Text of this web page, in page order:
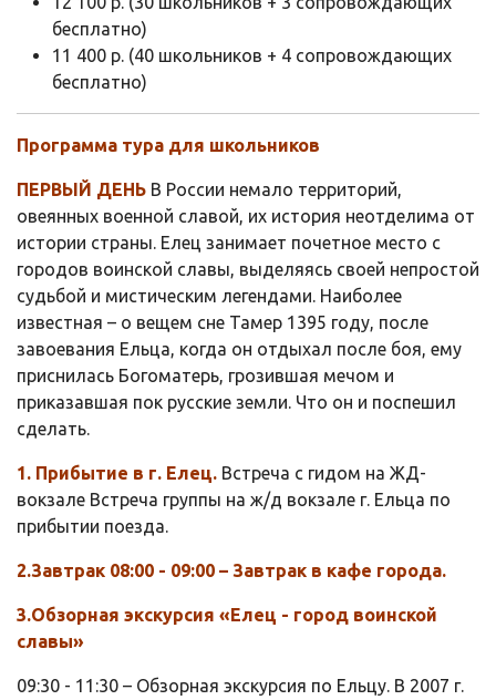
бесплатно)
11 400 р. (40 школьников + 4 сопровождающих
бесплатно)
Программа тура для школьников
ПЕРВЫЙ ДЕНЬ В России немало территорий,
овеянных военной славой, их история неотделима от
истории страны. Елец занимает почетное место с
городов воинской славы, выделяясь своей непростой
судьбой и мистическим легендами. Наиболее
известная – о вещем сне Тамер 1395 году, после
завоевания Ельца, когда он отдыхал после боя, ему
приснилась Богоматерь, грозившая мечом и
приказавшая пок русские земли. Что он и поспешил
сделать.
1. Прибытие в г. Елец. Встреча с гидом на ЖД-
вокзале Встреча группы на ж/д вокзале г. Ельца по
прибытии поезда.
2.Завтрак 08:00 - 09:00 – Завтрак в кафе города.
3.Обзорная экскурсия «Елец - город воинской
славы»
09:30 - 11:30 – Обзорная экскурсия по Ельцу. В 2007 г.